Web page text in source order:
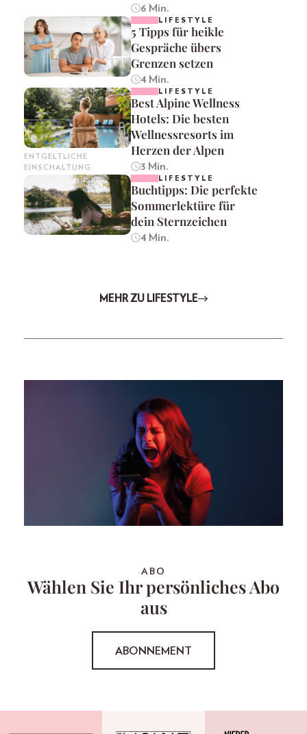
6 Min.
LIFESTYLE
5 Tipps für heikle
Gespräche übers
Grenzen setzen
4 Min.
ENTGELTLICHE
EINSCHALTUNG
LIFESTYLE
Best Alpine Wellness
Hotels: Die besten
Wellnessresorts im
Herzen der Alpen
3 Min.
LIFESTYLE
Buchtipps: Die perfekte
Sommerlektüre für
dein Sternzeichen
4 Min.
MEHR ZU LIFESTYLE
ABO
Wählen Sie Ihr persönliches Abo
aus
ABONNEMENT